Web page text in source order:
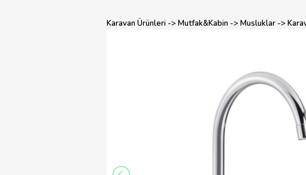
Karavan Ürünleri -> Mutfak&Kabin -> Musluklar->